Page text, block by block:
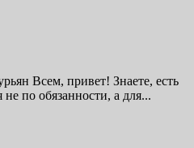
Всем, привет! Знаете, есть
по обязанности, а для...